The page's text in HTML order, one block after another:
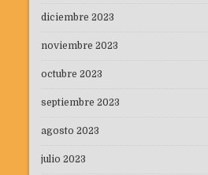
diciembre 2023
noviembre 2023
octubre 2023
septiembre 2023
agosto 2023
julio 2023